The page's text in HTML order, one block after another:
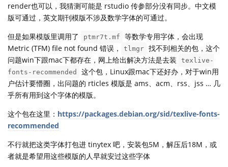
render也可以，我猜测可能是 rstudio 传参部分没有同步。中文模
版可通过，英文期刊模版不涉及数学字体的可通过。
但是如果模版里调用了
ptmr7t.mf
等数学专用字体，会出现
Metric (TFM) file not found 错误，
tlmgr 找不到相关的包，这个
问题win下跟mac下都存在，网上给出解决方法是去装
texlive-
fonts-recommended
这个包，Linux跟mac下还好办，对于win用
户估计要懵圈，出问题的 rticles 模版是 ams、acm、rss、jss … 几
乎所有用到这个字体的模版。
这个包在这里： https://packages.debian.org/sid/texlive-fonts-
recommended
不行就把这类字体打包进 tinytex 吧，安装包5M，解压后18M，或
者就是希望用这些模版的人早就安过这些字体